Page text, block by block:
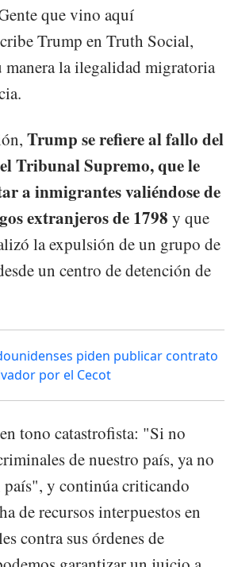
que vino aquí
Trump en Truth Social,
manera la ilegalidad migratoria
Trump se refiere al fallo del
Tribunal Supremo, que le
a inmigrantes valiéndose de
extranjeros de 1798 y que
la expulsión de un grupo de
un centro de detención de
piden publicar contrato
por el Cecot
tono catastrofista: "Si no
de nuestro país, ya no
país", y continúa criticando
de recursos interpuestos en
contra sus órdenes de